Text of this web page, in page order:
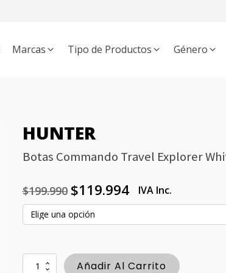
Marcas Tipo de Productos Género
HUNTER
Botas Commando Travel Explorer
$199.990
El
precio
original
$199.990.
$119.994
El
precio
actual
$119.994.
IVA Inc.
Botas
Añadir Al Carrito